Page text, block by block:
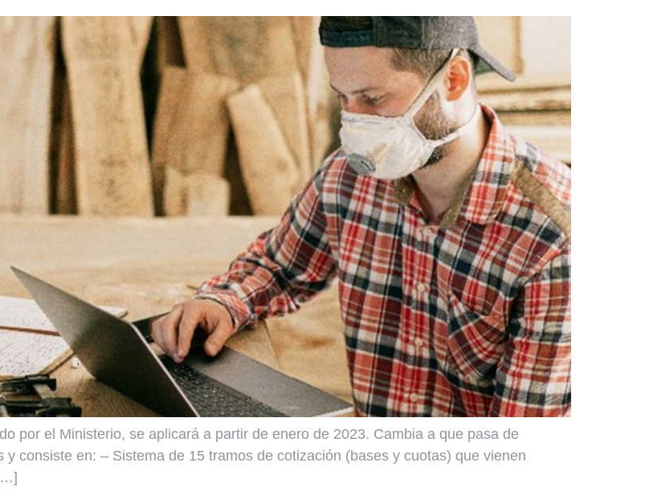
por el Ministerio, se aplicará a partir de enero de 2023. Cambia a que pasa de
consiste en: – Sistema de 15 tramos de cotización (bases y cuotas) que vienen